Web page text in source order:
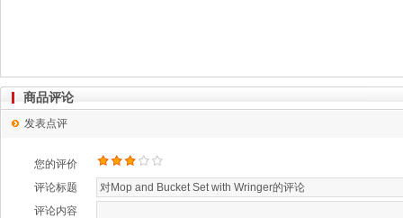
商品评论
发表点评
您的评价
评论标题
评论内容